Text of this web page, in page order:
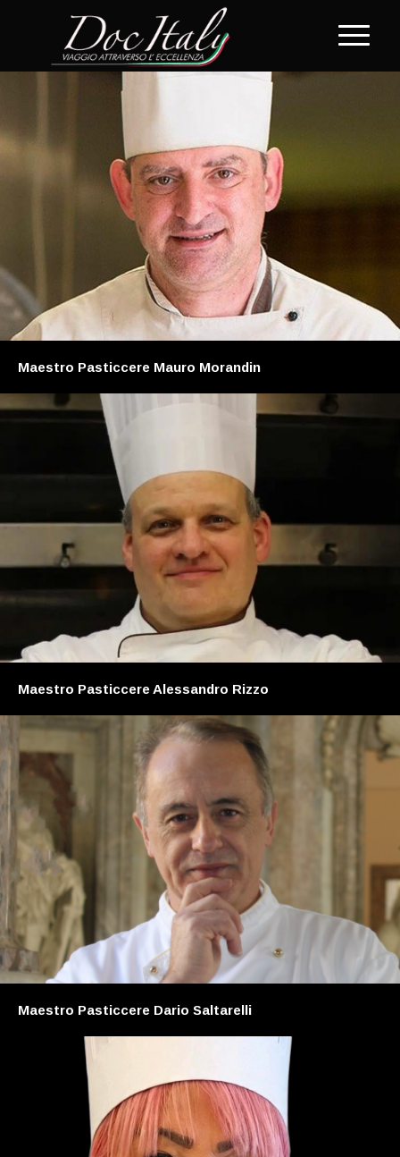
Maestro Pasticcere Mauro Morandin
Maestro Pasticcere Alessandro Rizzo
Maestro Pasticcere Dario Saltarelli